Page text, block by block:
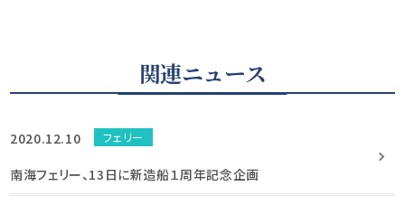
関連ニュース
2020.12.10 フェリー
南海フェリー、13日に新造船１周年記念企画